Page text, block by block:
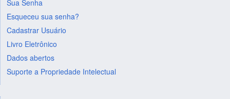
Sua Senha
Esqueceu sua senha?
Cadastrar Usuário
Livro Eletrônico
Dados abertos
Suporte a Propriedade Intelectual